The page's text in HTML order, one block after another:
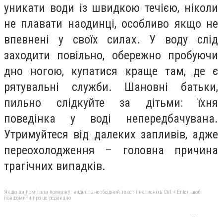
уникати води із швидкою течією, ніколи
не плавати наодинці, особливо якщо не
впевнені у своїх силах. У воду слід
заходити повільно, обережно пробуючи
дно ногою, купатися краще там, де є
рятувальні служби. Шановні батьки,
пильно слідкуйте за дітьми: їхня
поведінка у воді непередбачувана.
Утримуйтеся від далеких запливів, адже
переохолодження – головна причина
трагічних випадків.
Якщо ви помітили помилку, виділіть необхідний текст і натисніть Ctrl + Enter, щоб
повідомити про це редакцію